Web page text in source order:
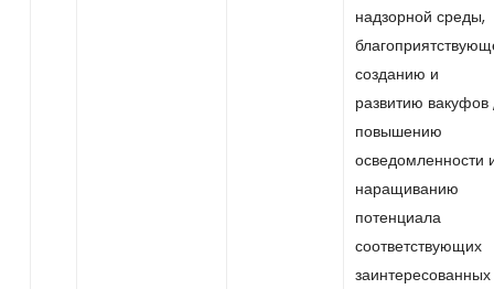
надзорной среды,
созданию и
развитию вакуфов
повышению
осведомленности
наращиванию
потенциала
соответствующих
заинтересованных